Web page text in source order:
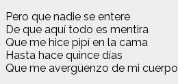
Pero que nadie se entere
De que aquí todo es mentira
Que me hice pipí en la cama
Hasta hace quince días
Que me avergüenzo de mi cuerpo